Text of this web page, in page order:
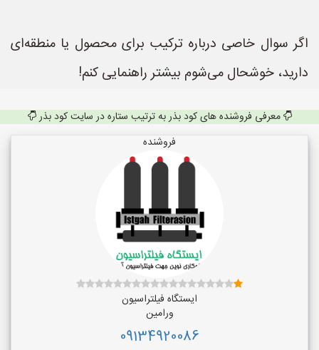
اگر سوال خاصی درباره ترکیب برای محصول یا منطقه‌ای
دارید، خوشحال می‌شوم بیشتر راهنمایی کنم!
معرفی فروشنده های کود بذر به ترتیب ستاره در سایت کود بذر
فروشنده
ایستگاه فیلتراسیون
ورامین
09134920086